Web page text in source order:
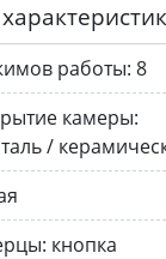
работы: 8
камеры:
/
кнопка